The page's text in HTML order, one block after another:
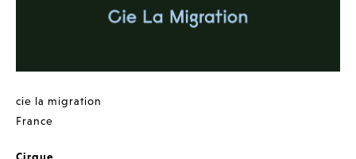
cie la migration
France
Cirque